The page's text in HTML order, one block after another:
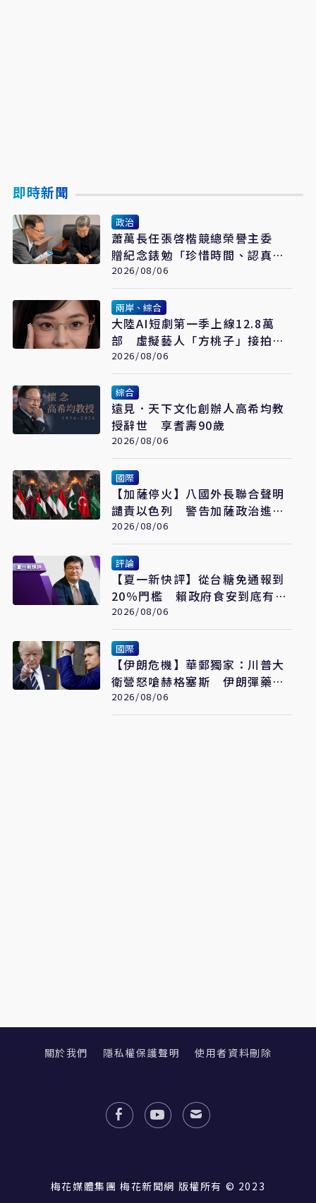
即時新聞
政治
蕭萬長任張啓楷競總榮譽主委
贈紀念錶勉「珍惜時間、認真打
拚」
2026/08/06
兩岸、綜合
大陸AI短劇第一季上線12.8萬
部 虛擬藝人「方桃子」接拍美
瞳廣告
2026/08/06
綜合
遠見．天下文化創辦人高希均教
授辭世 享耆壽90歲
2026/08/06
國際
【加薩停火】八國外長聯合聲明
譴責以色列 警告加薩政治進程
恐全面脫軌
2026/08/06
評論
【夏一新快評】從台糖免通報到
20％門檻 賴政府食安到底有幾
套標準？
2026/08/06
國際
【伊朗危機】華郵獨家：川普大
衛營怒嗆赫格塞斯 伊朗彈藥嚴
重短缺恐限縮軍事選項
2026/08/06
關於我們 隱私權保護聲明 使用者資料刪除
梅花媒體集團 梅花新聞網 版權所有 © 2023